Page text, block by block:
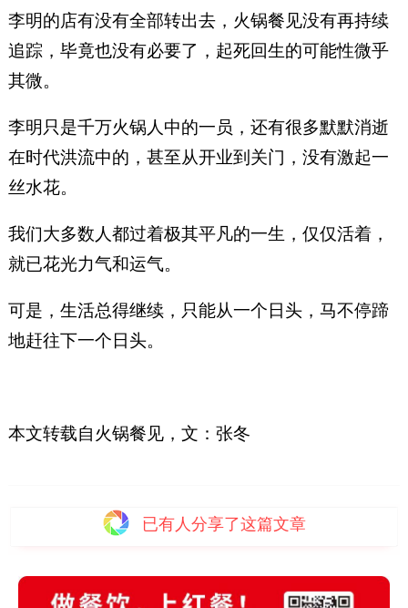
李明的店有没有全部转出去，火锅餐见没有再持续
追踪，毕竟也没有必要了，起死回生的可能性微乎
其微。
李明只是千万火锅人中的一员，还有很多默默消逝
在时代洪流中的，甚至从开业到关门，没有激起一
丝水花。
我们大多数人都过着极其平凡的一生，仅仅活着，
就已花光力气和运气。
可是，生活总得继续，只能从一个日头，马不停蹄
地赶往下一个日头。
本文转载自火锅餐见，文：张冬
已有人分享了这篇文章